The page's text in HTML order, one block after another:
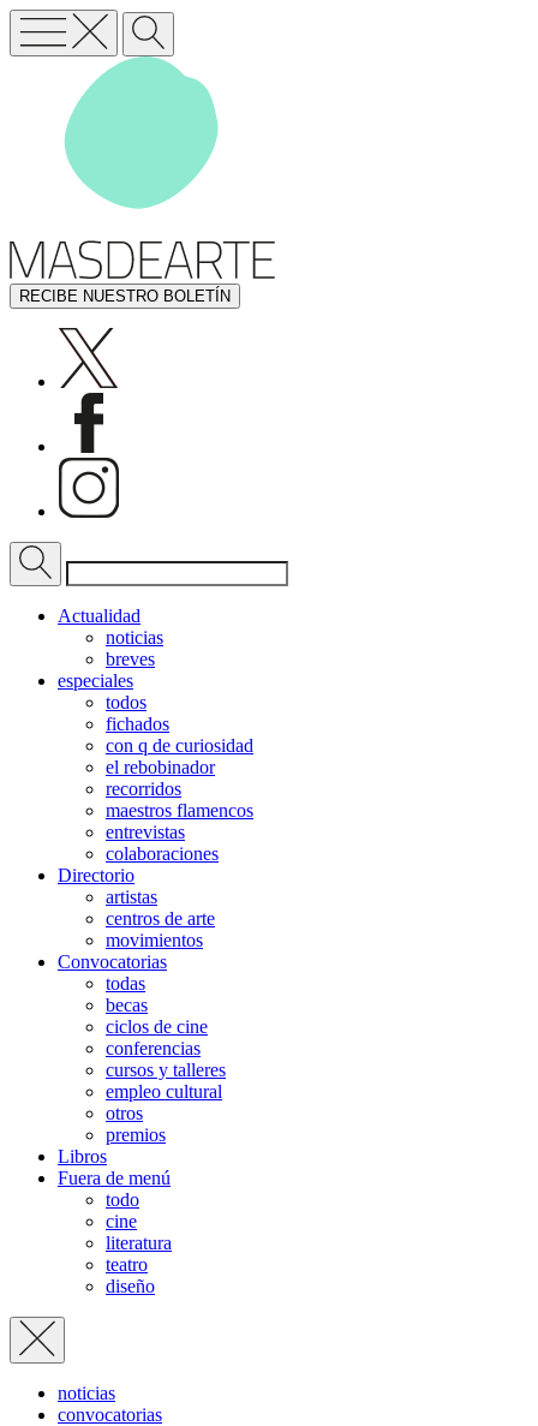
RECIBE NUESTRO BOLETÍN
Actualidad
noticias
breves
especiales
todos
fichados
con q de curiosidad
el rebobinador
recorridos
maestros flamencos
entrevistas
colaboraciones
Directorio
artistas
centros de arte
movimientos
Convocatorias
todas
becas
ciclos de cine
conferencias
cursos y talleres
empleo cultural
otros
premios
Libros
Fuera de menú
todo
cine
literatura
teatro
diseño
noticias
convocatorias